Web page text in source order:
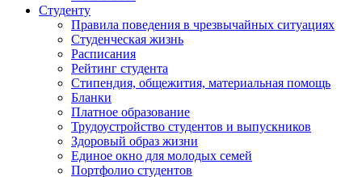
Студенту
Правила поведения в чрезвычайных ситуациях
Студенческая жизнь
Расписания
Рейтинг студента
Стипендия, общежития, материальная помощь
Бланки
Платное образование
Трудоустройство студентов и выпускников
Здоровый образ жизни
Единое окно для молодых семей
Портфолио студентов